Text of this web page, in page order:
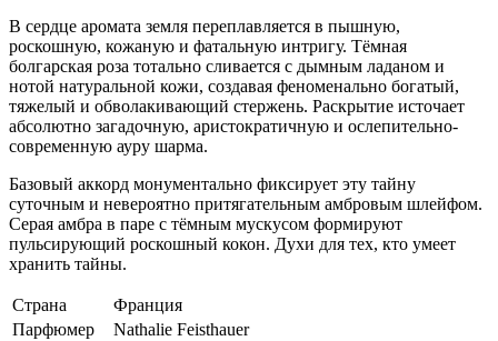
В сердце аромата земля переплавляется в пышную,
роскошную, кожаную и фатальную интригу. Тёмная
болгарская роза тотально сливается с дымным ладаном и
нотой натуральной кожи, создавая феноменально богатый,
тяжелый и обволакивающий стержень. Раскрытие источает
абсолютно загадочную, аристократичную и ослепительно-
современную ауру шарма.
Базовый аккорд монументально фиксирует эту тайну
суточным и невероятно притягательным амбровым шлейфом.
Серая амбра в паре с тёмным мускусом формируют
пульсирующий роскошный кокон. Духи для тех, кто умеет
хранить тайны.
Страна
Франция
Парфюмер
Nathalie Feisthauer